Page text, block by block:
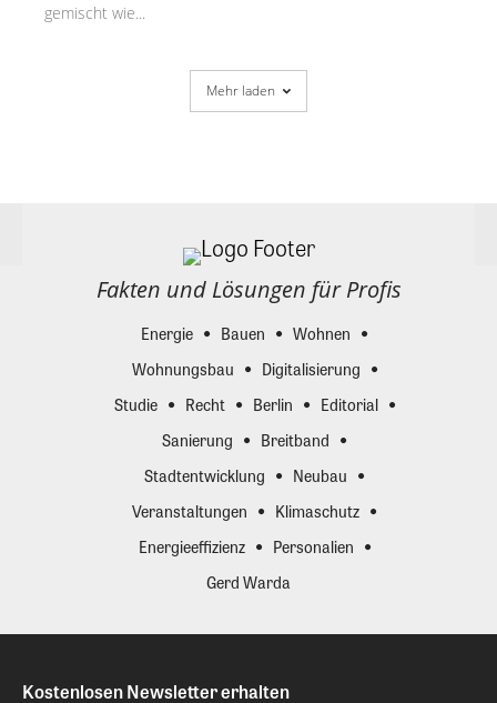
gemischt wie...
Mehr laden
Fakten und Lösungen für Profis
Energie Bauen
Wohnen
Wohnungsbau
Digitalisierung
Studie
Recht Berlin
Editorial
Sanierung
Breitband
Stadtentwicklung
Neubau
Veranstaltungen
Klimaschutz
Energieeffizienz
Personalien
Gerd Warda
Kostenlosen Newsletter erhalten